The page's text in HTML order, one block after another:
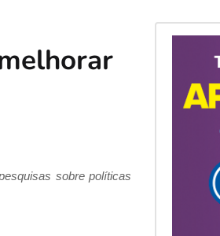
sobre políticas